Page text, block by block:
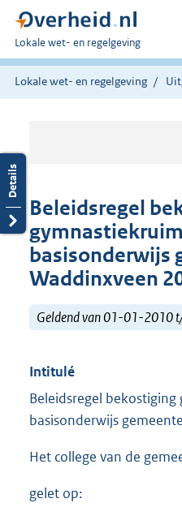
U
bent
hier:
Lokale wet- en regelgeving
Lokale wet- en regelgeving
Beleidsregel
basisonderwijs
Waddinxveen
Geldend van 01-01-2010
Intitulé
Beleidsregel
basisonderwijs
Het college van de
gelet op: